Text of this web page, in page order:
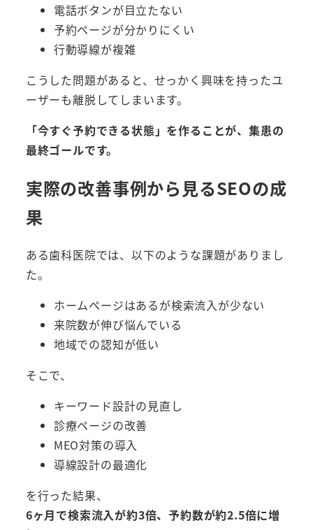
電話ボタンが目立たない
予約ページが分かりにくい
行動導線が複雑
こうした問題があると、せっかく興味を持ったユ
ーザーも離脱してしまいます。
「今すぐ予約できる状態」を作ることが、集患の
最終ゴールです。
実際の改善事例から見るSEOの成
果
ある歯科医院では、以下のような課題がありまし
た。
ホームページはあるが検索流入が少ない
来院数が伸び悩んでいる
地域での認知が低い
そこで、
キーワード設計の見直し
診療ページの改善
MEO対策の導入
導線設計の最適化
を行った結果、
6ヶ月で検索流入が約3倍、予約数が約2.5倍に増